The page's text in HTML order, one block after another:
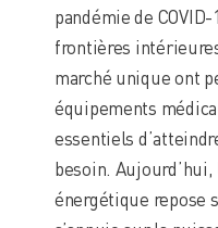
pandémie de
frontières
marché unique ont
équipements
essentiels
besoin. Aujourd’hui,
énergétique repose